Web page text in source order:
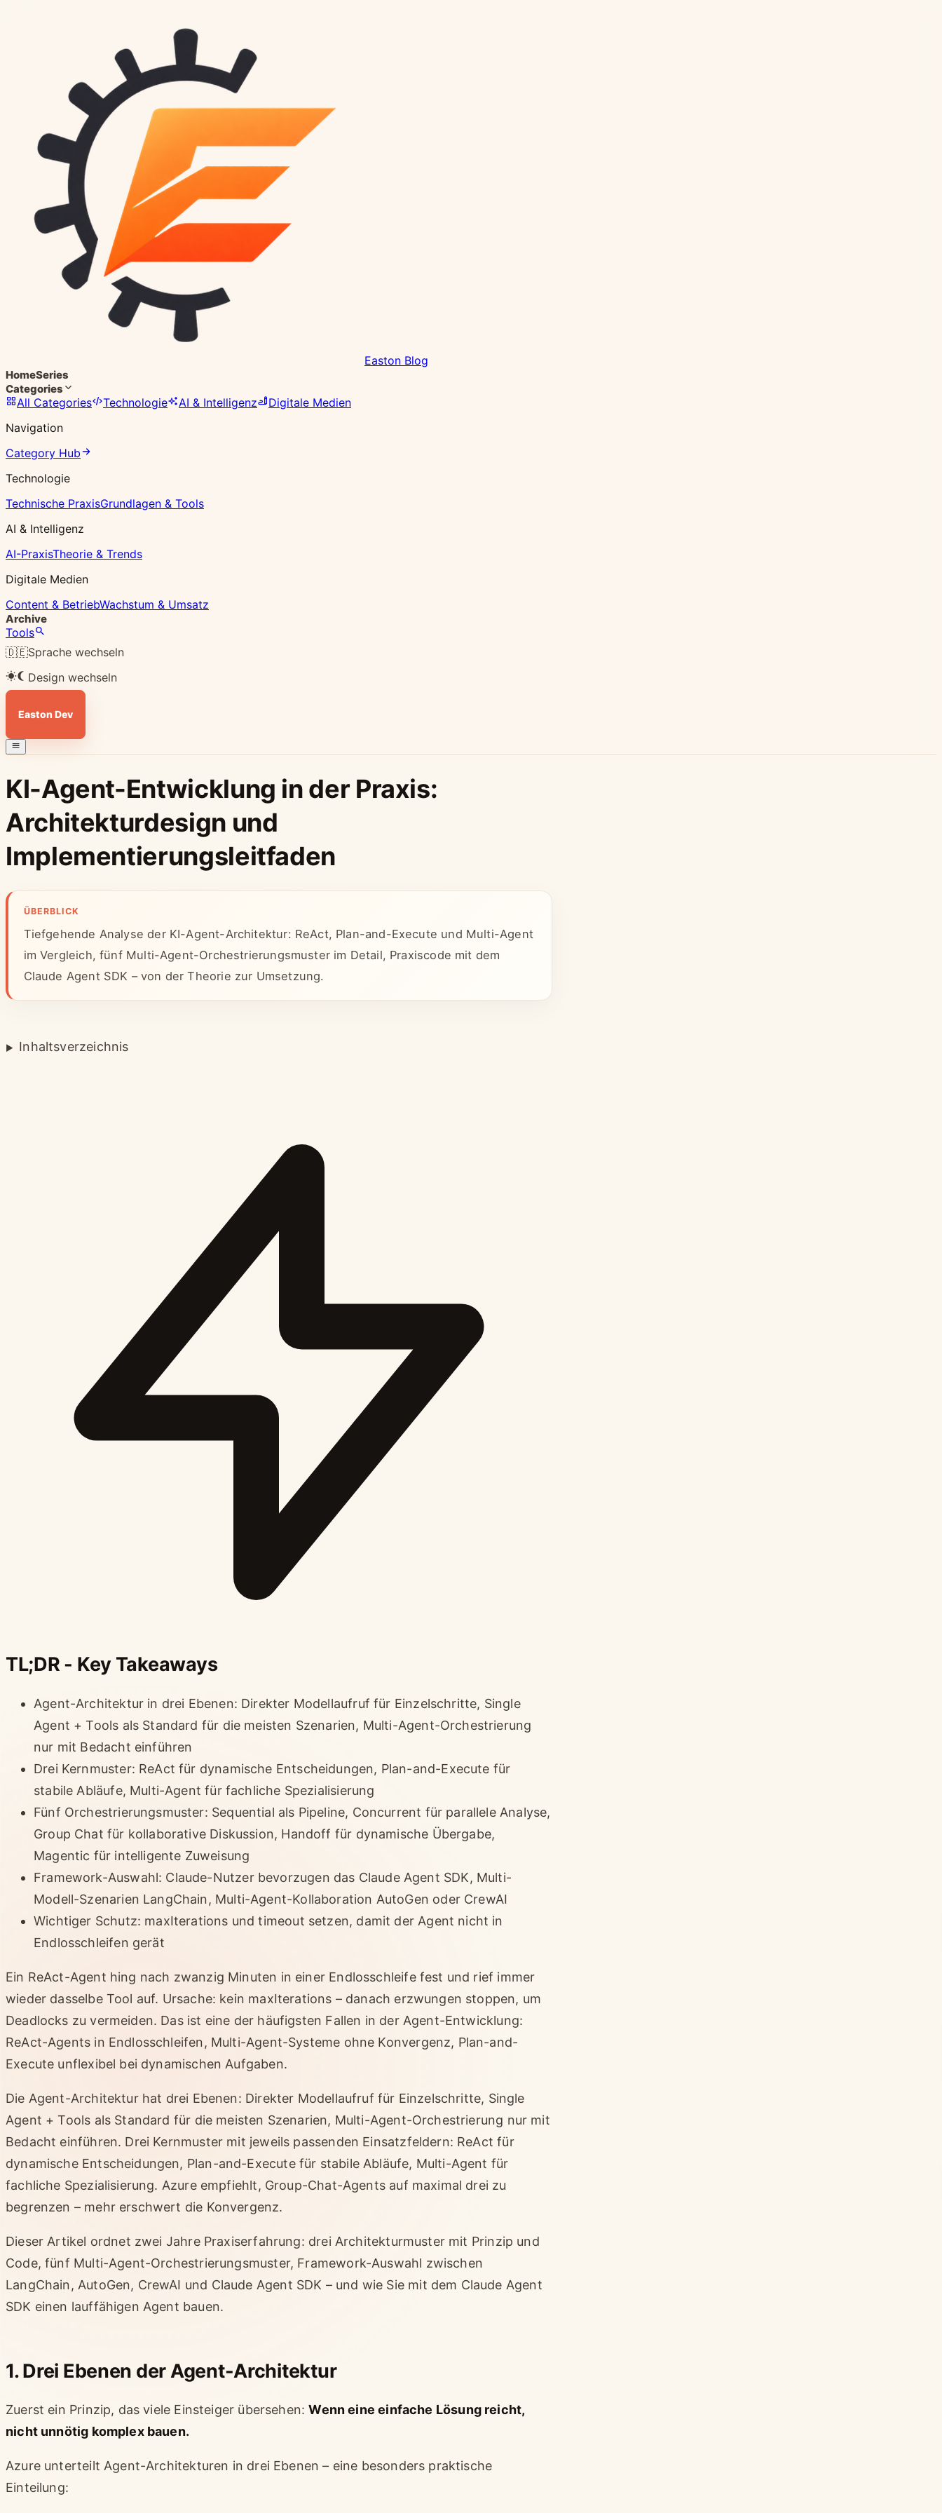
Easton Blog
HomeSeries
Categories
All Categories Technologie AI & Intelligenz
Digitale Medien
Navigation
Category Hub
Technologie
Technische PraxisGrundlagen & Tools
AI & Intelligenz
AI-PraxisTheorie & Trends
Digitale Medien
Content & BetriebWachstum & Umsatz
Archive
Tools
🇩🇪Sprache wechseln
Design wechseln
Easton Dev
KI-Agent-Entwicklung in der Praxis:
Architekturdesign und
Implementierungsleitfaden
ÜBERBLICK
Tiefgehende Analyse der KI-Agent-Architektur: ReAct, Plan-and-Execute und Multi-Agent
im Vergleich, fünf Multi-Agent-Orchestrierungsmuster im Detail, Praxiscode mit dem
Claude Agent SDK – von der Theorie zur Umsetzung.
Inhaltsverzeichnis
TL;DR - Key Takeaways
Agent-Architektur in drei Ebenen: Direkter Modellaufruf für Einzelschritte, Single
Agent + Tools als Standard für die meisten Szenarien, Multi-Agent-Orchestrierung
nur mit Bedacht einführen
Drei Kernmuster: ReAct für dynamische Entscheidungen, Plan-and-Execute für
stabile Abläufe, Multi-Agent für fachliche Spezialisierung
Fünf Orchestrierungsmuster: Sequential als Pipeline, Concurrent für parallele Analyse,
Group Chat für kollaborative Diskussion, Handoff für dynamische Übergabe,
Magentic für intelligente Zuweisung
Framework-Auswahl: Claude-Nutzer bevorzugen das Claude Agent SDK, Multi-
Modell-Szenarien LangChain, Multi-Agent-Kollaboration AutoGen oder CrewAI
Wichtiger Schutz: maxIterations und timeout setzen, damit der Agent nicht in
Endlosschleifen gerät
Ein ReAct-Agent hing nach zwanzig Minuten in einer Endlosschleife fest und rief immer
wieder dasselbe Tool auf. Ursache: kein maxIterations – danach erzwungen stoppen, um
Deadlocks zu vermeiden. Das ist eine der häufigsten Fallen in der Agent-Entwicklung:
ReAct-Agents in Endlosschleifen, Multi-Agent-Systeme ohne Konvergenz, Plan-and-
Execute unflexibel bei dynamischen Aufgaben.
Die Agent-Architektur hat drei Ebenen: Direkter Modellaufruf für Einzelschritte, Single
Agent + Tools als Standard für die meisten Szenarien, Multi-Agent-Orchestrierung nur mit
Bedacht einführen. Drei Kernmuster mit jeweils passenden Einsatzfeldern: ReAct für
dynamische Entscheidungen, Plan-and-Execute für stabile Abläufe, Multi-Agent für
fachliche Spezialisierung. Azure empfiehlt, Group-Chat-Agents auf maximal drei zu
begrenzen – mehr erschwert die Konvergenz.
Dieser Artikel ordnet zwei Jahre Praxiserfahrung: drei Architekturmuster mit Prinzip und
Code, fünf Multi-Agent-Orchestrierungsmuster, Framework-Auswahl zwischen
LangChain, AutoGen, CrewAI und Claude Agent SDK – und wie Sie mit dem Claude Agent
SDK einen lauffähigen Agent bauen.
1. Drei Ebenen der Agent-Architektur
Zuerst ein Prinzip, das viele Einsteiger übersehen:Wenn eine einfache Lösung reicht,
nicht unnötig komplex bauen.
Azure unterteilt Agent-Architekturen in drei Ebenen – eine besonders praktische
Einteilung: